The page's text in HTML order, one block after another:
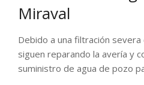
Miraval
Debido a una filtración severa
siguen reparando la avería y
suministro de agua de pozo